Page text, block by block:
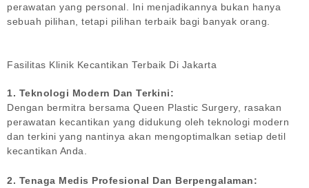
perawatan yang personal. Ini menjadikannya bukan hanya
sebuah pilihan, tetapi pilihan terbaik bagi banyak orang.
Fasilitas Klinik Kecantikan Terbaik Di Jakarta
1. Teknologi Modern Dan Terkini:
Dengan bermitra bersama Queen Plastic Surgery, rasakan
perawatan kecantikan yang didukung oleh teknologi modern
dan terkini yang nantinya akan mengoptimalkan setiap detil
kecantikan Anda.
2. Tenaga Medis Profesional Dan Berpengalaman: